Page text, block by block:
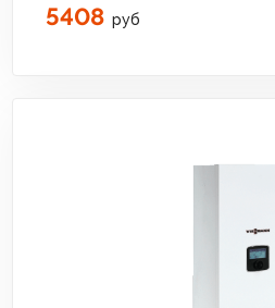
5408 руб